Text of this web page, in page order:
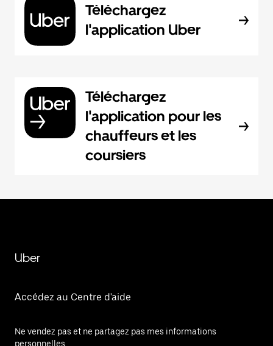
Téléchargez
l'application Uber
Téléchargez
l'application pour les
chauffeurs et les
coursiers
Uber
Accédez au Centre d'aide
Ne vendez pas et ne partagez pas mes informations
personnelles.